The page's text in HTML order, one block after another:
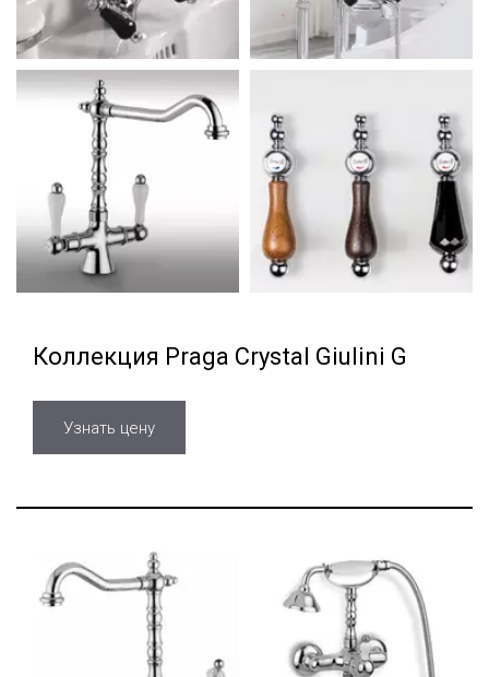
Коллекция Praga Crystal Giulini G
Узнать цену